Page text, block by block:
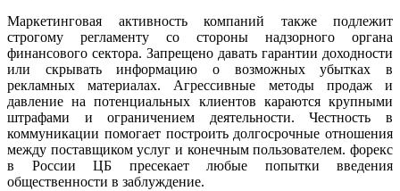
Маркетинговая активность компаний также подлежит
строгому регламенту со стороны надзорного органа
финансового сектора. Запрещено давать гарантии доходности
или скрывать информацию о возможных убытках в
рекламных материалах. Агрессивные методы продаж и
давление на потенциальных клиентов караются крупными
штрафами и ограничением деятельности. Честность в
коммуникации помогает построить долгосрочные отношения
между поставщиком услуг и конечным пользователем. форекс
в России ЦБ пресекает любые попытки введения
общественности в заблуждение.